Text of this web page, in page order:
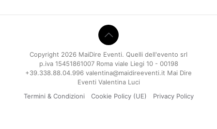
Copyright 2026 MaiDire Eventi. Quelli dell'evento srl
p.iva 15451861007 Roma viale Liegi 10 - 00198
+39.338.88.04.996 valentina@maidireeventi.it Mai Dire
Eventi Valentina Luci
Termini & Condizioni
Cookie Policy (UE) Privacy Policy